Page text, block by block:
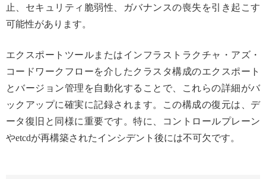
止、セキュリティ脆弱性、ガバナンスの喪失を引き起こす
可能性があります。
エクスポートツールまたはインフラストラクチャ・アズ・
コードワークフローを介したクラスタ構成のエクスポート
とバージョン管理を自動化することで、これらの詳細がバ
ックアップに確実に記録されます。この構成の復元は、デ
ータ復旧と同様に重要です。特に、コントロールプレーン
やetcdが再構築されたインシデント後には不可欠です。